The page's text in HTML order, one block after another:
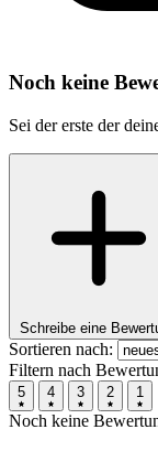
Noch keine
Sei der erste der
Schreibe eine
Sortieren nach:
Filtern nach
5 4 3 2 1
Noch keine